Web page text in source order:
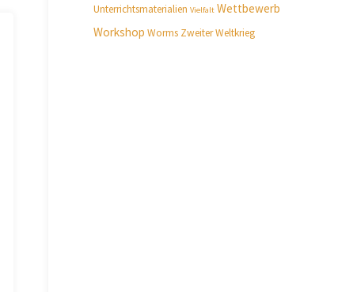
Unterrichtsmaterialien Vielfalt Wettbewerb
Workshop Worms Zweiter Weltkrieg